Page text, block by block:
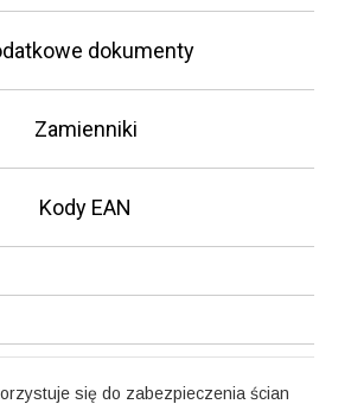
dokumenty
Zamienniki
Kody EAN
się do zabezpieczenia ścian